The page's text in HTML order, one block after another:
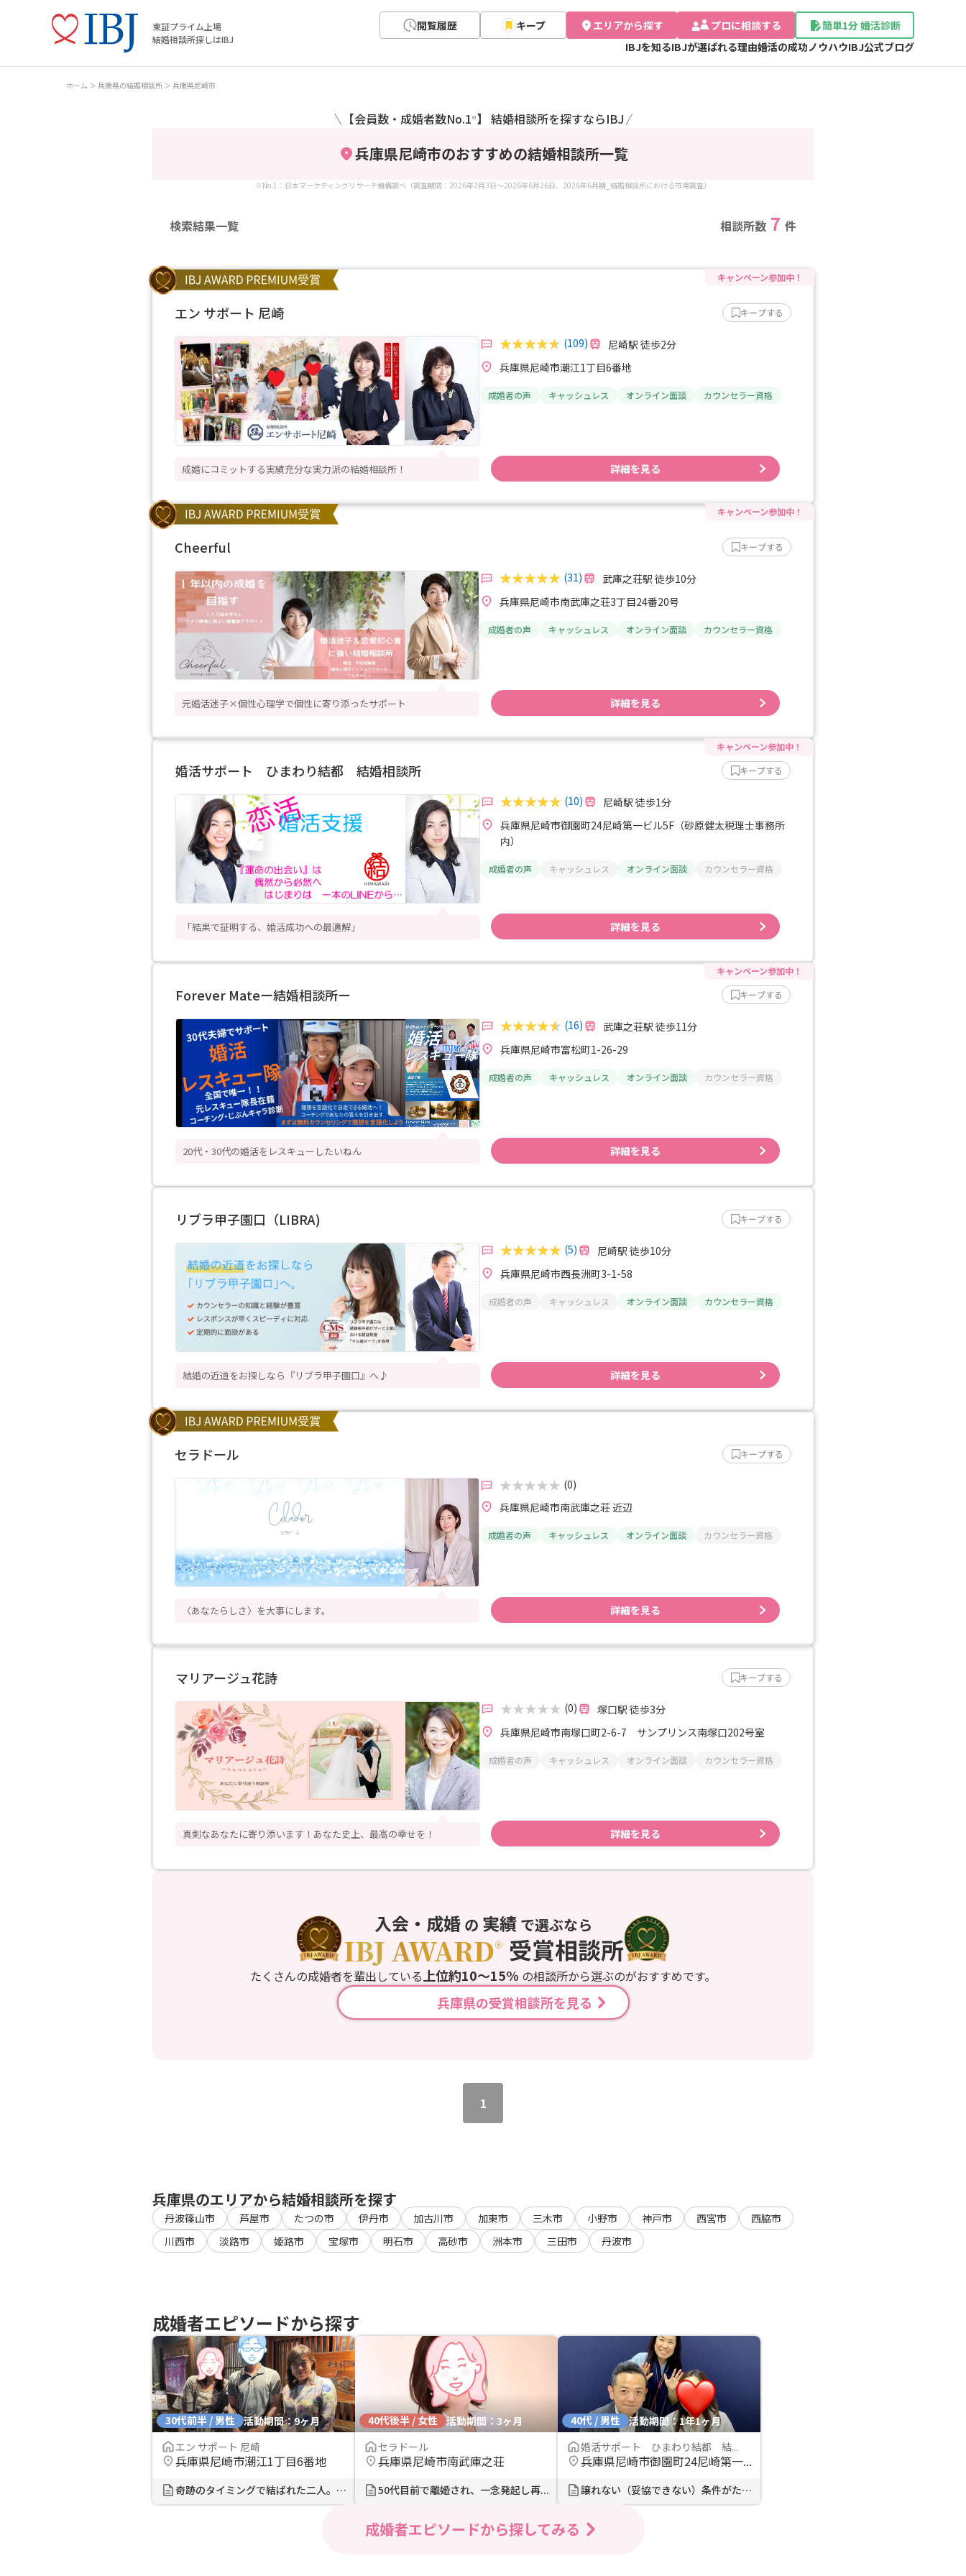
東証プライム上場
結婚相談所探しはIBJ
閲覧履歴 キープ エリアから探す プロに相談する
簡単1分 婚活診断
IBJを知るIBJが選ばれる理由婚活の成功ノウハウIBJ公式ブログ
ホーム 兵庫県の結婚相談所 兵庫県尼崎市
＼ 【会員数・成婚者数No.1 ※ 】 結婚相談所を探すならIBJ／
兵庫県尼崎市のおすすめの結婚相談所一覧
※No.1：日本マーケティングリサーチ機構調べ（調査期間：2026年2月3日～2026年6月26日、2026年6月期_結婚相談所における市場調査）
検索結果一覧 相談所数 7 件
エン サポート 尼崎 キープする
成婚にコミットする実績充分な実力派の結婚相談所！
(109)
尼崎駅 徒歩2分
兵庫県尼崎市潮江1丁目6番地
成婚者の声 キャッシュレス オンライン面談 カウンセラー資格
詳細を見る
Cheerful キープする
元婚活迷子×個性心理学で個性に寄り添ったサポート
(31)
武庫之荘駅 徒歩10分
兵庫県尼崎市南武庫之荘3丁目24番20号
成婚者の声 キャッシュレス オンライン面談 カウンセラー資格
詳細を見る
婚活サポート ひまわり結都 結婚相談所 キープする
「結果で証明する、婚活成功への最適解」
(10)
尼崎駅 徒歩1分
兵庫県尼崎市御園町24尼崎第一ビル5F（砂原健太税理士事務所
内）
成婚者の声 キャッシュレス オンライン面談 カウンセラー資格
詳細を見る
Forever Mateー結婚相談所ー キープする
20代・30代の婚活をレスキューしたいねん
(16)
武庫之荘駅 徒歩11分
兵庫県尼崎市富松町1-26-29
成婚者の声 キャッシュレス オンライン面談 カウンセラー資格
詳細を見る
リブラ甲子園口（LIBRA) キープする
結婚の近道をお探しなら『リブラ甲子園口』へ♪
(5)
尼崎駅 徒歩10分
兵庫県尼崎市西長洲町3-1-58
成婚者の声 キャッシュレス オンライン面談 カウンセラー資格
詳細を見る
セラドール キープする
〈あなたらしさ〉を大事にします。
(0)
兵庫県尼崎市南武庫之荘 近辺
成婚者の声 キャッシュレス オンライン面談 カウンセラー資格
詳細を見る
マリアージュ花詩 キープする
真剣なあなたに寄り添います！あなた史上、最高の幸せを！
(0)
塚口駅 徒歩3分
兵庫県尼崎市南塚口町2-6-7 サンプリンス南塚口202号室
成婚者の声 キャッシュレス オンライン面談 カウンセラー資格
詳細を見る
入会・成婚の 実績で選ぶなら
たくさんの成婚者を輩出している上位約10〜15% の相談所から選ぶのがおすすめです。
兵庫県の受賞相談所を見る
1
兵庫県のエリアから結婚相談所を探す
丹波篠山市 芦屋市 たつの市 伊丹市 加古川市 加東市 三木市 小野市 神戸市 西宮市
西脇市
川西市
淡路市 姫路市 宝塚市 明石市 高砂市 洲本市 三田市 丹波市
成婚者エピソードから探す
30代前半 / 男性 活動期間：9ヶ月
エン サポート 尼崎
兵庫県尼崎市潮江1丁目6番地
奇跡のタイミングで結ばれた二人。諦...
40代後半 / 女性 活動期間：3ヶ月
セラドール
兵庫県尼崎市南武庫之荘
50代目前で離婚され、一念発起し再...
40代 / 男性 活動期間：1年1ヶ月
婚活サポート ひまわり結都 結...
兵庫県尼崎市御園町24尼崎第一...
譲れない（妥協できない）条件がたく...
成婚者エピソードから探してみる